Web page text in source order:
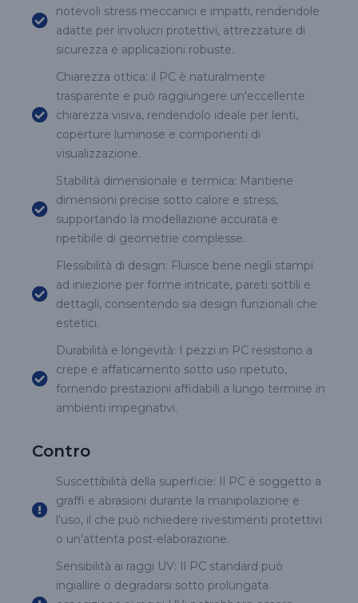
notevoli stress meccanici e impatti, rendendole
adatte per involucri protettivi, attrezzature di
sicurezza e applicazioni robuste.
Chiarezza ottica: il PC è naturalmente
trasparente e può raggiungere un'eccellente
chiarezza visiva, rendendolo ideale per lenti,
coperture luminose e componenti di
visualizzazione.
Stabilità dimensionale e termica: Mantiene
dimensioni precise sotto calore e stress,
supportando la modellazione accurata e
ripetibile di geometrie complesse.
Flessibilità di design: Fluisce bene negli stampi
ad iniezione per forme intricate, pareti sottili e
dettagli, consentendo sia design funzionali che
estetici.
Durabilità e longevità: I pezzi in PC resistono a
crepe e affaticamento sotto uso ripetuto,
fornendo prestazioni affidabili a lungo termine in
ambienti impegnativi.
Contro
Suscettibilità della superficie: Il PC è soggetto a
graffi e abrasioni durante la manipolazione e
l'uso, il che può richiedere rivestimenti protettivi
o un'attenta post-elaborazione.
Sensibilità ai raggi UV: Il PC standard può
ingiallire o degradarsi sotto prolungata